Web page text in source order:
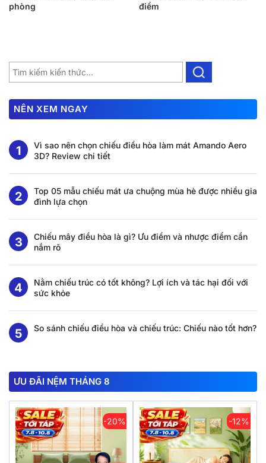
phòng
điểm
NÊN XEM NGAY
Vì sao nên chọn chiếu điều hòa làm mát Amando Aero
3D? Review chi tiết
Top 05 mẫu chiếu mát ưa chuộng mùa hè được nhiều gia
đình lựa chọn
Chiếu mây điều hòa là gì? Ưu điểm và nhược điểm cần
nắm rõ
Nằm chiếu trúc có tốt không? Lợi ích và tác hại đối với
sức khỏe
So sánh chiếu điều hòa và chiếu trúc: Chiếu nào tốt hơn?
ƯU ĐÃI NỆM THÁNG 8
-20% -12%